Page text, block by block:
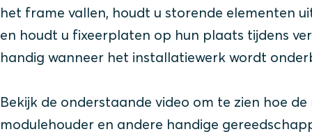
het frame vallen, houdt u storende elementen
en houdt u fixeerplaten op hun plaats tijdens
handig wanneer het installatiewerk wordt
Bekijk de onderstaande video om te zien hoe
modulehouder en andere handige